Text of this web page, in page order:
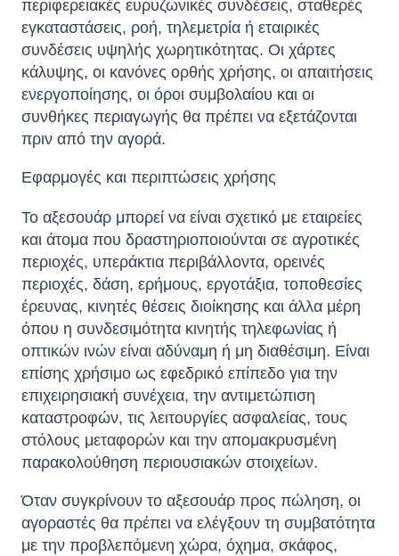
περιφερειακές ευρυζωνικές συνδέσεις, σταθερές
εγκαταστάσεις, ροή, τηλεμετρία ή εταιρικές
συνδέσεις υψηλής χωρητικότητας. Οι χάρτες
κάλυψης, οι κανόνες ορθής χρήσης, οι απαιτήσεις
ενεργοποίησης, οι όροι συμβολαίου και οι
συνθήκες περιαγωγής θα πρέπει να εξετάζονται
πριν από την αγορά.
Εφαρμογές και περιπτώσεις χρήσης
Το αξεσουάρ μπορεί να είναι σχετικό με εταιρείες
και άτομα που δραστηριοποιούνται σε αγροτικές
περιοχές, υπεράκτια περιβάλλοντα, ορεινές
περιοχές, δάση, ερήμους, εργοτάξια, τοποθεσίες
έρευνας, κινητές θέσεις διοίκησης και άλλα μέρη
όπου η συνδεσιμότητα κινητής τηλεφωνίας ή
οπτικών ινών είναι αδύναμη ή μη διαθέσιμη. Είναι
επίσης χρήσιμο ως εφεδρικό επίπεδο για την
επιχειρησιακή συνέχεια, την αντιμετώπιση
καταστροφών, τις λειτουργίες ασφαλείας, τους
στόλους μεταφορών και την απομακρυσμένη
παρακολούθηση περιουσιακών στοιχείων.
Όταν συγκρίνουν το αξεσουάρ προς πώληση, οι
αγοραστές θα πρέπει να ελέγξουν τη συμβατότητα
με την προβλεπόμενη χώρα, όχημα, σκάφος,